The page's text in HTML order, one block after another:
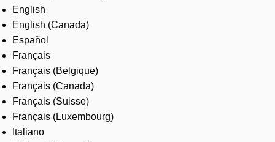
Careers
English
English (Canada)
Español
Français
Français (Belgique)
Français (Canada)
Français (Suisse)
Français (Luxembourg)
Italiano